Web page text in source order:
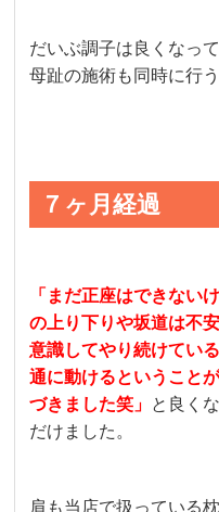
だいぶ調子は良くなっ
母趾の施術も同時に行
７ヶ月経過
「まだ正座はできない
の上り下りや坂道は不
意識してやり続けてい
通に動けるということ
づきました笑」 と良く
だけました。
肩も当店で扱っている